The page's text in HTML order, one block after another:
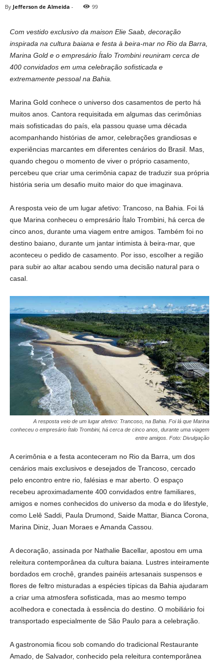
By Jefferson de Almeida - 99
Com vestido exclusivo da maison Elie Saab, decoração
inspirada na cultura baiana e festa à beira-mar no Rio da Barra,
Marina Gold e o empresário Ítalo Trombini reuniram cerca de
400 convidados em uma celebração sofisticada e
extremamente pessoal na Bahia.
Marina Gold conhece o universo dos casamentos de perto há
muitos anos. Cantora requisitada em algumas das cerimônias
mais sofisticadas do país, ela passou quase uma década
acompanhando histórias de amor, celebrações grandiosas e
experiências marcantes em diferentes cenários do Brasil. Mas,
quando chegou o momento de viver o próprio casamento,
percebeu que criar uma cerimônia capaz de traduzir sua própria
história seria um desafio muito maior do que imaginava.
A resposta veio de um lugar afetivo: Trancoso, na Bahia. Foi lá
que Marina conheceu o empresário Ítalo Trombini, há cerca de
cinco anos, durante uma viagem entre amigos. Também foi no
destino baiano, durante um jantar intimista à beira-mar, que
aconteceu o pedido de casamento. Por isso, escolher a região
para subir ao altar acabou sendo uma decisão natural para o
casal.
A resposta veio de um lugar afetivo: Trancoso, na Bahia. Foi lá que Marina
conheceu o empresário Ítalo Trombini, há cerca de cinco anos, durante uma viagem
entre amigos. Foto: Divulgação
A cerimônia e a festa aconteceram no Rio da Barra, um dos
cenários mais exclusivos e desejados de Trancoso, cercado
pelo encontro entre rio, falésias e mar aberto. O espaço
recebeu aproximadamente 400 convidados entre familiares,
amigos e nomes conhecidos do universo da moda e do lifestyle,
como Lelê Saddi, Paula Drumond, Saide Mattar, Bianca Corona,
Marina Diniz, Juan Moraes e Amanda Cassou.
A decoração, assinada por Nathalie Bacellar, apostou em uma
releitura contemporânea da cultura baiana. Lustres inteiramente
bordados em crochê, grandes painéis artesanais suspensos e
flores de feltro misturadas a espécies típicas da Bahia ajudaram
a criar uma atmosfera sofisticada, mas ao mesmo tempo
acolhedora e conectada à essência do destino. O mobiliário foi
transportado especialmente de São Paulo para a celebração.
A gastronomia ficou sob comando do tradicional Restaurante
Amado, de Salvador, conhecido pela releitura contemporânea